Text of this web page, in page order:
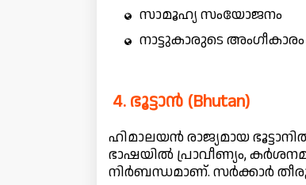
സാമൂഹ്യ സംയോജനം
നാട്ടുകാരുടെ അംഗീകാരം
4. ഭൂട്ടാൻ (Bhutan)
ഹിമാലയൻ രാജ്യമായ
ഭാഷയിൽ പ്രാവീണ്യം,
നിർബന്ധമാണ്. സർക്കാർ